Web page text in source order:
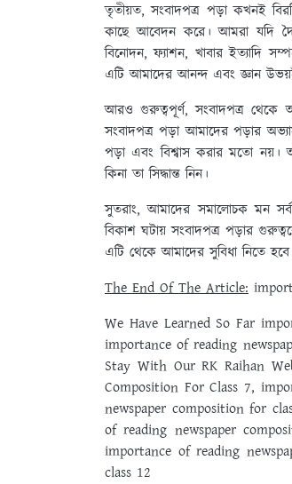
তৃতীয়ত, সংবাদপত্র পড়া কখনই
কাছে আবেদন করে। আমরা যদি
বিনোদন, ফ্যাশন, খাবার ইত্যাদি
এটি আমাদের আনন্দ এবং জ্ঞান
আরও গুরুত্বপূর্ণ, সংবাদপত্র
সংবাদপত্র পড়া আমাদের পড়ার
পড়া এবং বিশ্বাস করার মতো নয়।
কিনা তা সিদ্ধান্ত নিন।
সুতরাং, আমাদের সমালোচক মন
বিকাশ ঘটায় সংবাদপত্র পড়ার
এটি থেকে আমাদের সুবিধা নিতে
The End Of The Article:
We Have Learned So Far
importance of reading
Stay With Our RK Raihan
Composition For Class 7,
newspaper composition for
of reading newspaper
importance of reading
class 12